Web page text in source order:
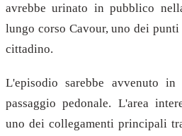
avrebbe urinato in pubblico
lungo corso Cavour, uno dei
cittadino.
L'episodio sarebbe avvenuto
passaggio pedonale. L'area
uno dei collegamenti principali